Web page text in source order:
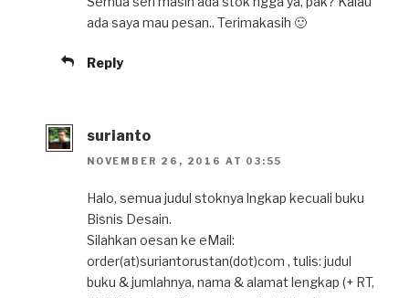
ada saya mau pesan.. Terimakasih 🙂
Reply
surianto
NOVEMBER 26, 2016 AT 03:55
Halo, semua judul stoknya lngkap kecuali buku
Bisnis Desain.
Silahkan oesan ke eMail:
order(at)suriantorustan(dot)com , tulis: judul
buku & jumlahnya, nama & alamat lengkap (+ RT,